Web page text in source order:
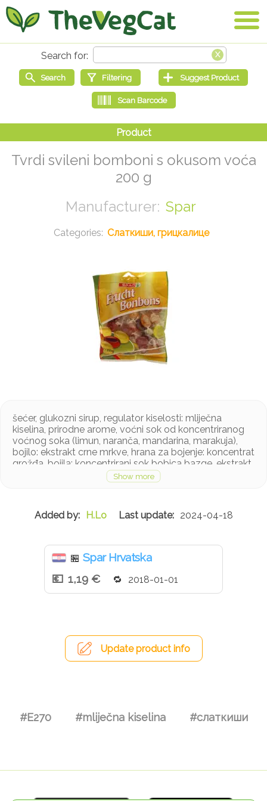
Tvrdi svileni bomboni s okusom voća
200 g
Spar
Слаткиши, грицкалице
šećer, glukozni sirup, regulator kiselosti: mliječna
kiselina, prirodne arome, voćni sok od koncentriranog
voćnog soka (limun, naranča, mandarina, marakuja),
bojilo: ekstrakt crne mrkve, hrana za bojenje: koncentrat
grožđa, bojila: koncentrirani sok bobica bazge, ekstrakt
kurkume, koncentrirani sok od cikle, regulator kiselosti:
H.Lo 2024-04-18
🏪 Spar Hrvatska
1,19 €
2018-01-01
Update product info
#E270 #mliječna kiselina #слаткиши